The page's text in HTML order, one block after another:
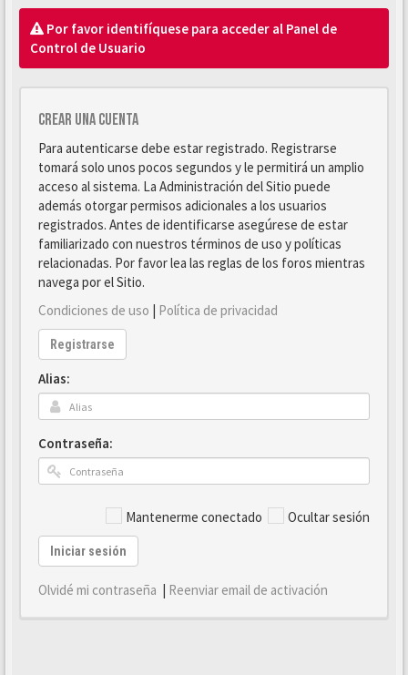
Por favor identifíquese para acceder al Panel de
Control de Usuario
Crear una cuenta
Para autenticarse debe estar registrado. Registrarse
tomará solo unos pocos segundos y le permitirá un amplio
acceso al sistema. La Administración del Sitio puede
además otorgar permisos adicionales a los usuarios
registrados. Antes de identificarse asegúrese de estar
familiarizado con nuestros términos de uso y políticas
relacionadas. Por favor lea las reglas de los foros mientras
navega por el Sitio.
Condiciones de uso | Política de privacidad
Registrarse
Alias:
Contraseña:
Mantenerme conectado Ocultar sesión
Iniciar sesión
Olvidé mi contraseña | Reenviar email de activación